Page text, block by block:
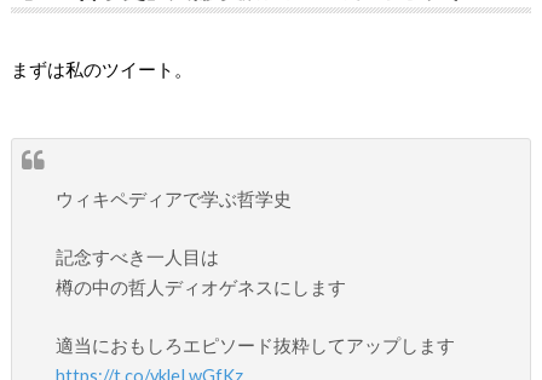
まずは私のツイート。
ウィキペディアで学ぶ哲学史
記念すべき一人目は
樽の中の哲人ディオゲネスにします
適当におもしろエピソード抜粋してアップします